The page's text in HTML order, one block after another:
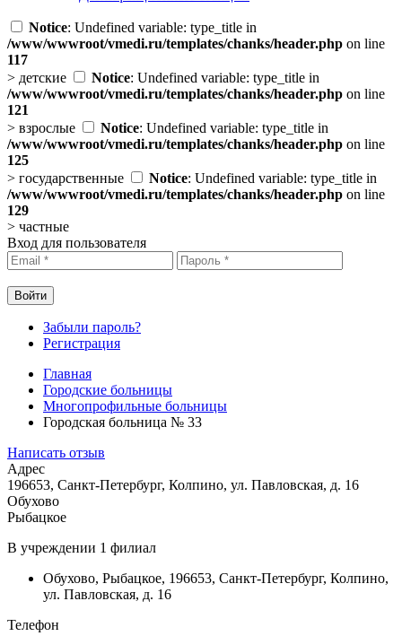
Notice: Undefined variable: type_title in
/www/wwwroot/vmedi.ru/templates/chanks/header.php on line
117
> детские Notice: Undefined variable: type_title in
/www/wwwroot/vmedi.ru/templates/chanks/header.php on line
121
> взрослые Notice: Undefined variable: type_title in
/www/wwwroot/vmedi.ru/templates/chanks/header.php on line
125
> государственные Notice: Undefined variable: type_title in
/www/wwwroot/vmedi.ru/templates/chanks/header.php on line
129
> частные
Вход для пользователя
Забыли пароль?
Регистрация
Главная
Городские больницы
Многопрофильные больницы
Городская больница № 33
Написать отзыв
Адрес
196653, Санкт-Петербург, Колпино, ул. Павловская, д. 16
Обухово
Рыбацкое
В учреждении 1 филиал
Обухово, Рыбацкое, 196653, Санкт-Петербург, Колпино,
ул. Павловская, д. 16
Телефон